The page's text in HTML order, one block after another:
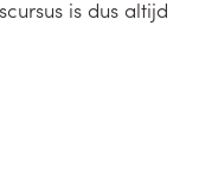
is dus altijd